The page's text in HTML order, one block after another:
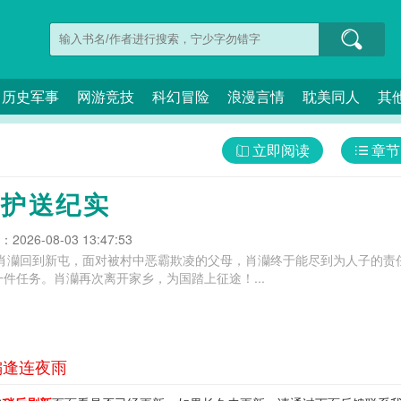
历史军事 网游竞技 科幻冒险 浪漫言情 耽美同人 其
章
立即阅读
送纪实
2026-08-03 13:47:53
灡回到新屯，面对被村中恶霸欺凌的父母，肖灡终于能尽到为人子的
任务。肖灡再次离开家乡，为国踏上征途！...
连夜雨